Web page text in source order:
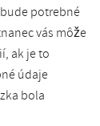
potrebné
vás môže
ak je to
údaje
bola